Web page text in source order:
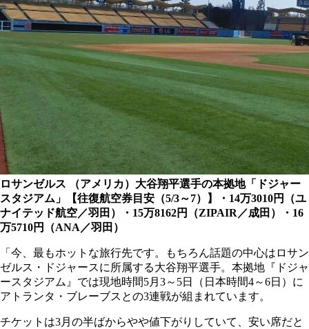
ロサンゼルス （アメリカ）大谷翔平選手の本拠地「ドジャー
スタジアム」【往復航空券目安（5/3～7）】・14万3010円（ユ
ナイテッド航空／羽田）・15万8162円（ZIPAIR／成田）・16
万5710円（ANA／羽田）
「今、最もホットな旅行先です。もちろん話題の中心はロサン
ゼルス・ドジャースに所属する大谷翔平選手。本拠地『ドジャ
ースタジアム』では現地時間5月3～5日（日本時間4～6日）に
アトランタ・ブレーブスとの3連戦が組まれています。
チケットは3月の半ばからやや値下がりしていて、安い席だと